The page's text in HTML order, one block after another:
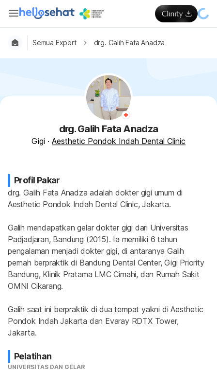
Semua Expert drg. Galih Fata Anadza
drg. Galih Fata Anadza
Gigi · Aesthetic Pondok Indah Dental Clinic
Profil Pakar
drg. Galih Fata Anadza adalah dokter gigi umum di
Aesthetic Pondok Indah Dental Clinic, Jakarta.
Galih mendapatkan gelar dokter gigi dari Universitas
Padjadjaran, Bandung (2015). Ia memiliki 6 tahun
pengalaman menjadi dokter gigi, di antaranya Galih
pernah berpraktik di Bandung Dental Center, Gigi Priority
Bandung, Klinik Pratama LMC Cimahi, dan Rumah Sakit
OMNI Cikarang.
Galih saat ini berpraktik di dua tempat yakni di Aesthetic
Pondok Indah Jakarta dan Evaray RDTX Tower,
Jakarta.
Pelatihan
UNIVERSITAS DAN GELAR